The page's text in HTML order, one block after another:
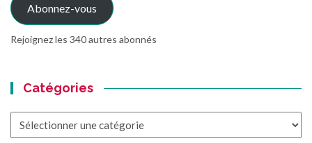
Abonnez-vous
Rejoignez les 340 autres abonnés
Catégories